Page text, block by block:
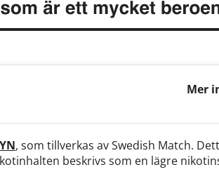
Mer
, som tillverkas av Swedish Match.
beskrivs som en lägre